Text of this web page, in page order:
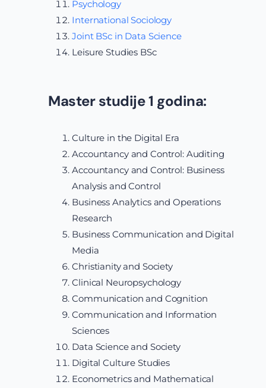
Psychology
International Sociology
Joint BSc in Data Science
Leisure Studies BSc
Master studije 1 godina:
Culture in the Digital Era
Accountancy and Control: Auditing
Accountancy and Control: Business
Analysis and Control
Business Analytics and Operations
Research
Business Communication and Digital
Media
Christianity and Society
Clinical Neuropsychology
Communication and Cognition
Communication and Information
Sciences
Data Science and Society
Digital Culture Studies
Econometrics and Mathematical